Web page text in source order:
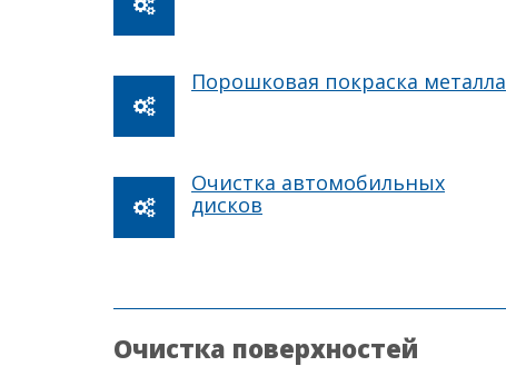
Порошковая покраска металла
Очистка автомобильных
дисков
Очистка поверхностей